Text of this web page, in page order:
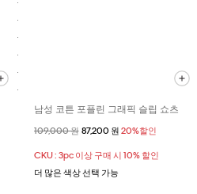
남성 코튼 포플린 그래픽 슬립 쇼츠
할인 전 가격
109,000 원할인된 가격
87,200 원 20%할인
CKU : 3pc 이상 구매 시 10% 할인
더 많은 색상 선택 가능